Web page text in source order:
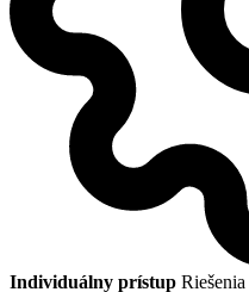
Individuálny prístup